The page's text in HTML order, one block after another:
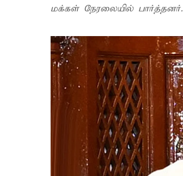
மக்கள் நேரலையில் பார்த்தனர்.